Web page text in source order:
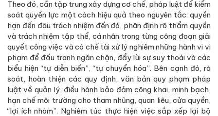
Theo đó, cần tập trung xây dựng cơ chế, pháp luật để kiểm
soát quyền lực một cách hiệu quả theo nguyên tắc: quyền
hạn đến đâu trách nhiệm đến đó, phân định rõ thẩm quyền
và trách nhiệm tập thể, cá nhân trong từng công đoạn giải
quyết công việc và có chế tài xử lý nghiêm những hành vi vi
phạm để đấu tranh ngăn chặn, đẩy lùi sự suy thoái và các
biểu hiện “tự diễn biến”, “tự chuyển hóa”. Bên cạnh đó, rà
soát, hoàn thiện các quy định, văn bản quy phạm pháp
luật về quản lý, điều hành bảo đảm công khai, minh bạch,
hạn chế môi trường cho tham nhũng, quan liêu, cửa quyền,
“lợi ích nhóm”. Nghiêm túc thực hiện việc sắp xếp lại bộ